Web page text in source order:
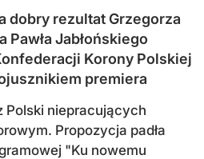
dobry rezultat Grzegorza
Pawła Jabłońskiego
Korony Polskiej
premiera
Polski niepracujących
Propozycja padła
"Ku nowemu